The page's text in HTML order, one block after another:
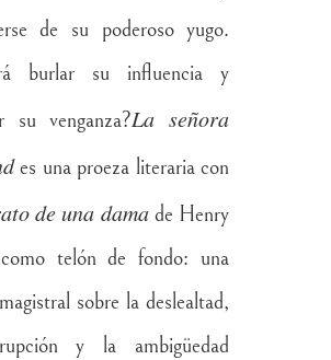
de su poderoso yugo.
burlar su influencia y
su venganza?La señora
es una proeza literaria con
de una damade Henry
como telón de fondo: una
sobre la deslealtad,
y la ambigüedad